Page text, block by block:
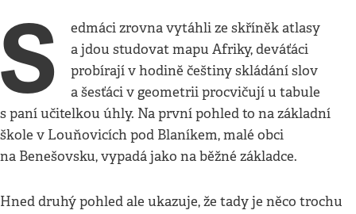
S
edmáci zrovna vytáhli ze skříněk atlasy
a jdou studovat mapu Afriky, deváťáci
probírají v hodině češtiny skládání slov
a šesťáci v geometrii procvičují u tabule
s paní učitelkou úhly. Na první pohled to na základní
škole v Louňovicích pod Blaníkem, malé obci
na Benešovsku, vypadá jako na běžné základce.
Hned druhý pohled ale ukazuje, že tady je něco trochu